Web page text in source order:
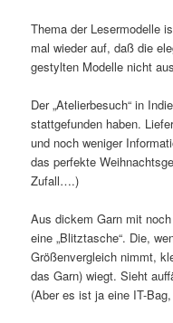
Thema der Lesermodelle
mal wieder auf, daß die
gestylten Modelle nicht
Der „Atelierbesuch“ in
stattgefunden haben.
und noch weniger
das perfekte
Zufall….)
Aus dickem Garn mit
eine „Blitztasche“. Die,
Größenvergleich nimmt,
das Garn) wiegt. Sieht
(Aber es ist ja eine IT-